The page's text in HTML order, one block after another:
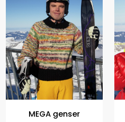
MEGA genser